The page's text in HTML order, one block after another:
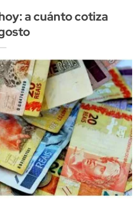
a cuánto cotiza